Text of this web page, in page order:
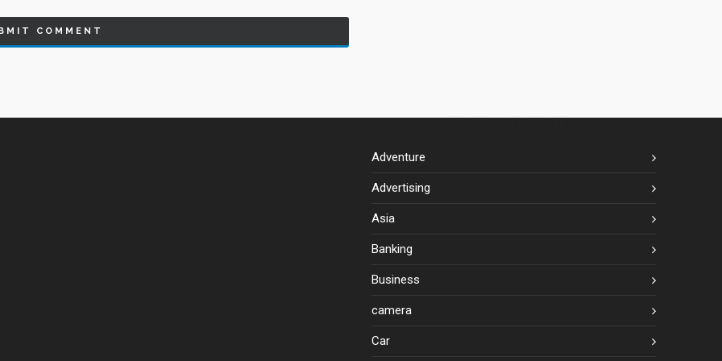
Adventure
Advertising
Asia
Banking
Business
camera
Car